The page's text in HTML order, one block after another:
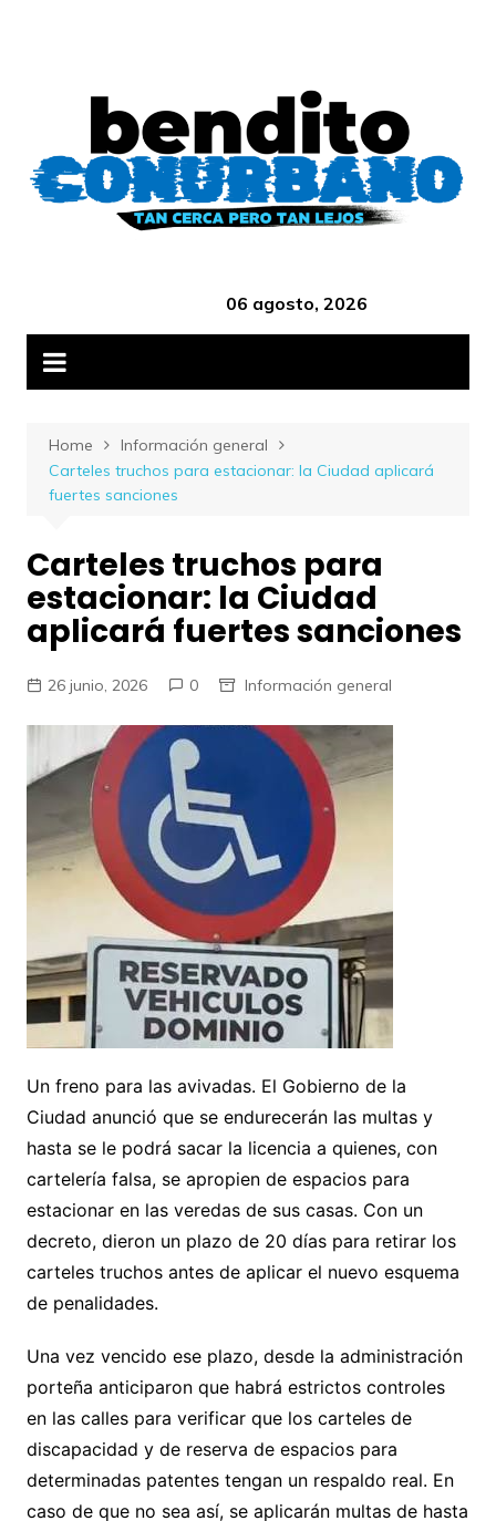
06 agosto, 2026
Home
Información general
Carteles truchos para estacionar: la Ciudad aplicará
fuertes sanciones
Carteles truchos para
estacionar: la Ciudad
aplicará fuertes sanciones
26 junio, 2026 0 Información general
Un freno para las avivadas. El Gobierno de la
Ciudad anunció que se endurecerán las multas y
hasta se le podrá sacar la licencia a quienes, con
cartelería falsa, se apropien de espacios para
estacionar en las veredas de sus casas. Con un
decreto, dieron un plazo de 20 días para retirar los
carteles truchos antes de aplicar el nuevo esquema
de penalidades.
Una vez vencido ese plazo, desde la administración
porteña anticiparon que habrá estrictos controles
en las calles para verificar que los carteles de
discapacidad y de reserva de espacios para
determinadas patentes tengan un respaldo real. En
caso de que no sea así, se aplicarán multas de hasta